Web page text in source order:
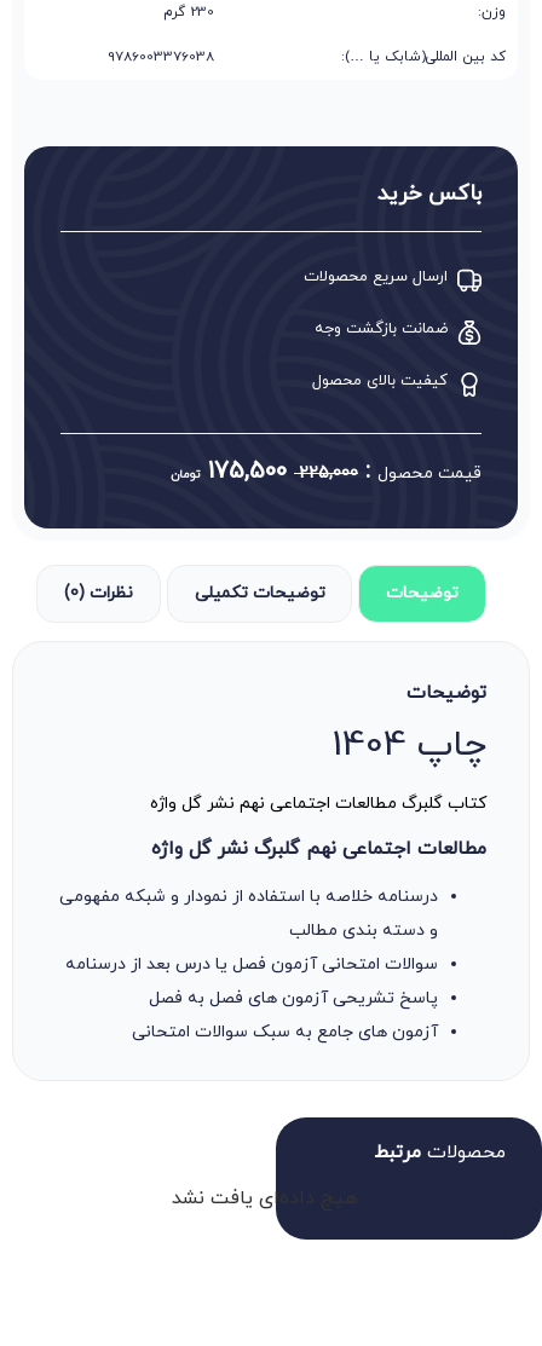
وزن: 230 گرم
کد بین المللی(شابک یا …): 9786003376038
باکس خرید
ارسال سریع محصولات
ضمانت بازگشت وجه
کیفیت بالای محصول
قیمت محصول :
225,000
175,500 تومان
توضیحات توضیحات تکمیلی نظرات (0)
توضیحات
چاپ 1404
کتاب گلبرگ مطالعات اجتماعی نهم نشر گل واژه
مطالعات اجتماعی نهم گلبرگ نشر گل واژه
درسنامه خلاصه با استفاده از نمودار و شبکه مفهومی
و دسته بندی مطالب
سوالات امتحانی آزمون فصل یا درس بعد از درسنامه
پاسخ تشریحی آزمون های فصل به فصل
آزمون های جامع به سبک سوالات امتحانی
محصولات مرتبط
هیچ داده‌ای یافت نشد